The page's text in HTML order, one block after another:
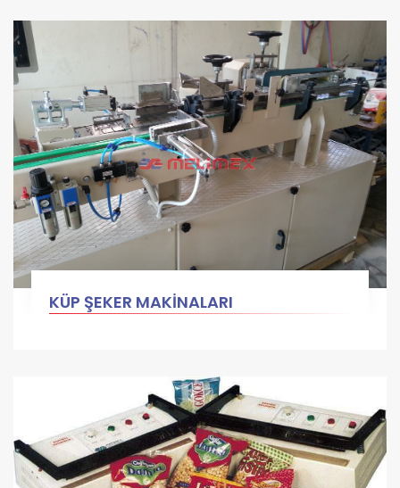
KÜP ŞEKER MAKİNALARI